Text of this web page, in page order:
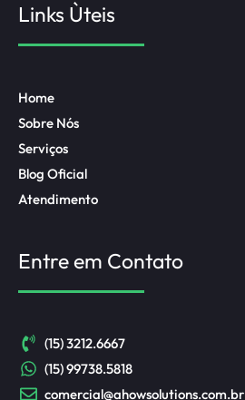
Links Ùteis
Home
Sobre Nós
Serviços
Blog Oficial
Atendimento
Entre em Contato
(15) 3212.6667
(15) 99738.5818
comercial@ahowsolutions.com.br